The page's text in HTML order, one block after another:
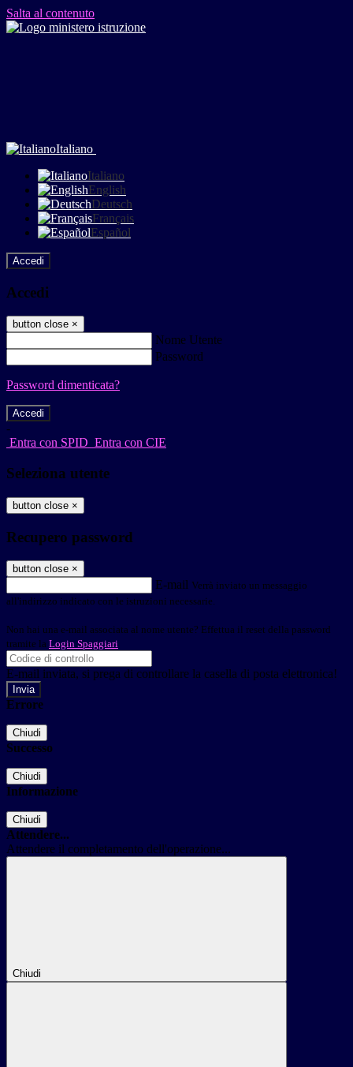
Salta al contenuto
Italiano
Italiano
English
Deutsch
Français
Español
Accedi
Accedi
button close ×
Nome Utente
Password
Password dimenticata?
-
Entra con SPID Entra con CIE
Seleziona utente
button close ×
Recupero password
button close ×
E-mail Verrà inviato un messaggio
all'indirizzo indicato con le istruzioni necessarie.
Non hai una e-mail associata al nome utente? Effettua il reset della password
tramite la Login Spaggiari
E-mail inviata, si prega di controllare la casella di posta elettronica!
Errore
Chiudi
Successo
Chiudi
Informazione
Chiudi
Attendere...
Attendere il completamento dell'operazione...
Chiudi